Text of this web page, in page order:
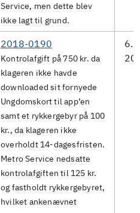
Service, men dette blev
ikke lagt til grund.
2018-0190
Kontrolafgift på 750 kr. da
klageren ikke havde
downloaded sit fornyede
Ungdomskort til app’en
samt et rykkergebyr på 100
kr., da klageren ikke
overholdt 14-dagesfristen.
Metro Service nedsatte
kontrolafgiften til 125 kr.
og fastholdt rykkergebyret,
hvilket ankenævnet
6.